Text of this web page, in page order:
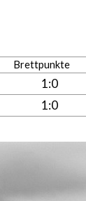
Brettpunkte
1:0
1:0